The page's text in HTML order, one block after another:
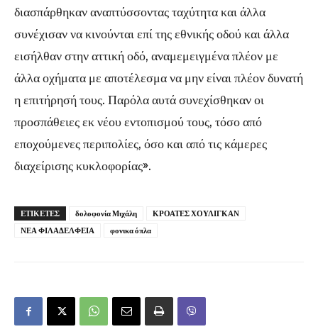
διασπάρθηκαν αναπτύσσοντας ταχύτητα και άλλα
συνέχισαν να κινούνται επί της εθνικής οδού και άλλα
εισήλθαν στην αττική οδό, αναμεμειγμένα πλέον με
άλλα οχήματα με αποτέλεσμα να μην είναι πλέον δυνατή
η επιτήρησή τους. Παρόλα αυτά συνεχίσθηκαν οι
προσπάθειες εκ νέου εντοπισμού τους, τόσο από
εποχούμενες περιπολίες, όσο και από τις κάμερες
διαχείρισης κυκλοφορίας».
ΕΤΙΚΕΤΕΣ δολοφονία Μιχάλη
ΚΡΟΑΤΕΣ ΧΟΥΛΙΓΚΑΝ
ΝΕΑ ΦΙΛΑΔΕΛΦΕΙΑ
φονικα όπλα